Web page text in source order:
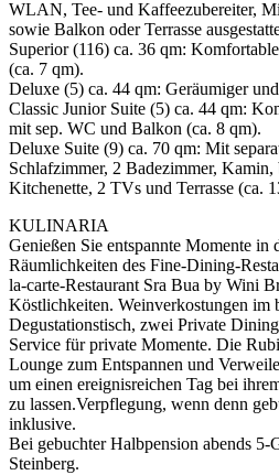
WLAN, Tee- und Kaffeezubereiter,
sowie Balkon oder Terrasse
Superior (116) ca. 36 qm:
(ca. 7 qm).
Deluxe (5) ca. 44 qm: Geräumiger
Classic Junior Suite (5) ca. 44 qm:
mit sep. WC und Balkon (ca. 8 qm).
Deluxe Suite (9) ca. 70 qm: Mit
Schlafzimmer, 2 Badezimmer,
Kitchenette, 2 TVs und Terrasse (ca.
KULINARIA
Genießen Sie entspannte Momente in
Räumlichkeiten des Fine-Dining-
la-carte-Restaurant Sra Bua by Wini
Köstlichkeiten. Weinverkostungen im
Degustationstisch, zwei Private
Service für private Momente. Die
Lounge zum Entspannen und
um einen ereignisreichen Tag bei
zu lassen.Verpflegung, wenn denn
inklusive.
Bei gebuchter Halbpension abends 5-
Steinberg.